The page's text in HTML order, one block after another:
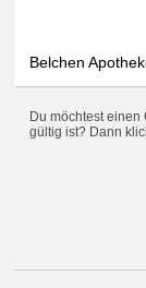
Belchen
Du möchtest einen
gültig ist? Dann
Only